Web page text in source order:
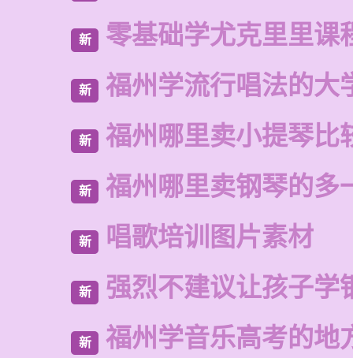
新 零基础学尤克里里课
新 福州学流行唱法的大
新 福州哪里卖小提琴比
新 福州哪里卖钢琴的多
新 唱歌培训图片素材
新 强烈不建议让孩子学
新 福州学音乐高考的地